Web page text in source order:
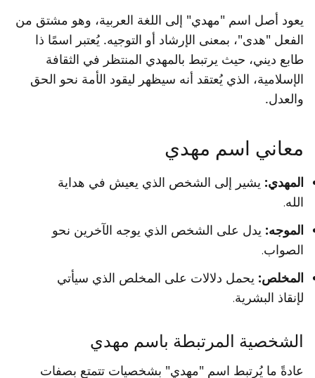
يعود أصل اسم "مهدي" إلى اللغة العربية، وهو مشتق من
الفعل "هدى"، بمعنى الإرشاد أو التوجيه. يُعتبر اسمًا ذا
طابع ديني، حيث يرتبط بالمهدي المنتظر في الثقافة
الإسلامية، الذي يُعتقد أنه سيظهر ليقود الأمة نحو الحق
والعدل.
معاني اسم مهدي
المهدي: يشير إلى الشخص الذي يعيش في هداية
الله.
الموجه: يدل على الشخص الذي يوجه الآخرين نحو
الصواب.
المخلص: يحمل دلالات على المخلص الذي سيأتي
لإنقاذ البشرية.
الشخصية المرتبطة باسم مهدي
عادةً ما يُرتبط اسم "مهدي" بشخصيات تتمتع بصفات